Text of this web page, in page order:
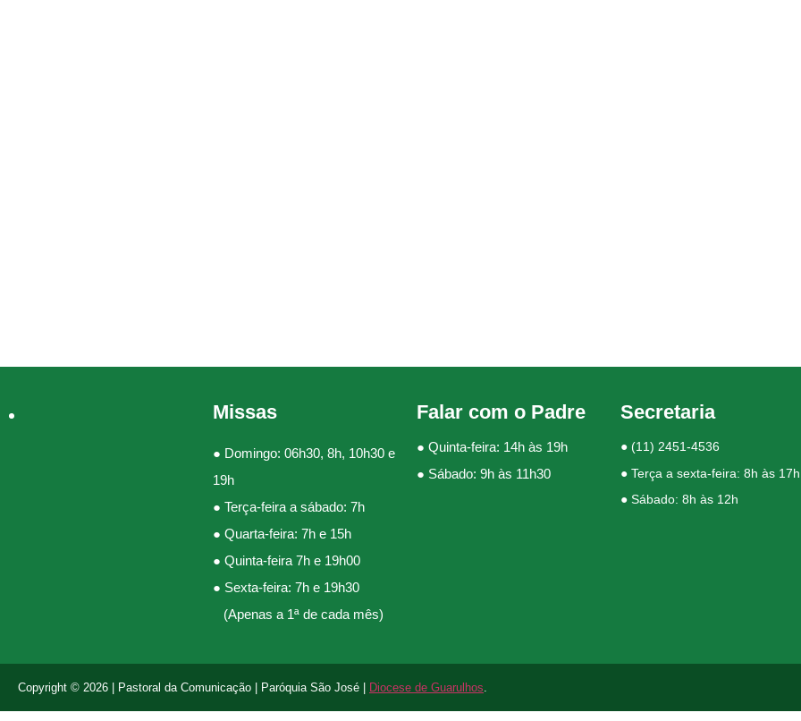
Missas
● Domingo: 06h30, 8h, 10h30 e
19h
● Terça-feira a sábado: 7h
● Quarta-feira: 7h e 15h
● Quinta-feira 7h e 19h00
● Sexta-feira: 7h e 19h30
(Apenas a 1ª de cada mês)
Falar com o Padre
● Quinta-feira: 14h às 19h
● Sábado: 9h às 11h30
Secretaria
● (11) 2451-4536
● Terça a sexta-feira: 8h às 17h
● Sábado: 8h às 12h
Copyright © 2026 | Pastoral da Comunicação | Paróquia São José | Diocese de Guarulhos.